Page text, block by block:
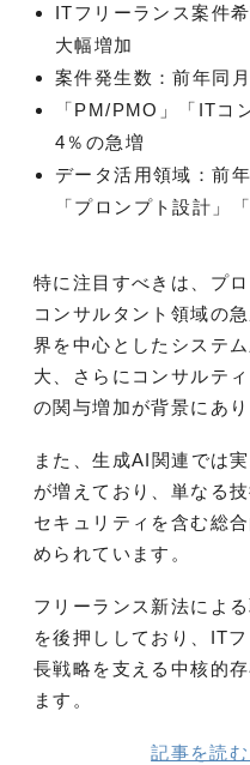
ITフリーランス案件
大幅増加
案件発生数：前年同
「PM/PMO」「ITコ
4％の急増
データ活用領域：前
「プロンプト設計」
特に注目すべきは、プ
コンサルタント領域の
界を中心としたシステ
大、さらにコンサルテ
の関与増加が背景にあり
また、生成AI関連では
が増えており、単なる
セキュリティを含む総
められています。
フリーランス新法によ
を後押ししており、IT
長戦略を支える中核的
ます。
記事を読